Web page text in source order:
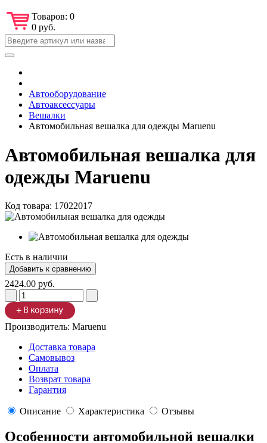
Товаров: 0
0 руб.
Автооборудование
Автоаксессуары
Вешалки
Автомобильная вешалка для одежды Maruenu
Автомобильная вешалка для
одежды Maruenu
Код товара: 17022017
Есть в наличии
2424.00 руб.
Производитель: Maruenu
Доставка товара
Самовывоз
Оплата
Возврат товара
Гарантия
Описание Характеристика Отзывы
Особенности автомобильной вешалки